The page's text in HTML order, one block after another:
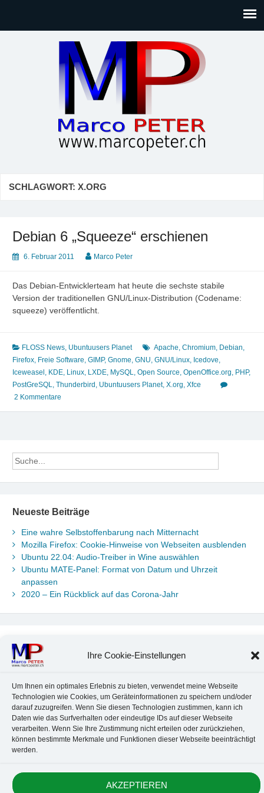
Ihre Cookie-Einstellungen
Um Ihnen ein optimales Erlebnis zu bieten, verwendet meine Webseite
Technologien wie Cookies, um Geräteinformationen zu speichern und/oder
darauf zuzugreifen. Wenn Sie diesen Technologien zustimmen, kann ich
Daten wie das Surfverhalten oder eindeutige IDs auf dieser Webseite
verarbeiten. Wenn Sie Ihre Zustimmung nicht erteilen oder zurückziehen,
können bestimmte Merkmale und Funktionen dieser Webseite beeinträchtigt
werden.
AKZEPTIEREN
Gesellschaft, Musik, Photographie, Sport und Technik (IT)
SCHLAGWORT: X.ORG
Debian 6 „Squeeze“ erschienen
6. Februar 2011 Marco Peter
Das Debian-Entwicklerteam hat heute die sechste stabile
Version der traditionellen GNU/Linux-Distribution (Codename:
squeeze) veröffentlicht.
FLOSS News, Ubuntuusers Planet Apache, Chromium, Debian,
Firefox, Freie Software, GIMP, Gnome, GNU, GNU/Linux, Icedove,
Iceweasel , KDE, Linux, LXDE, MySQL, Open Source, OpenOffice.org, PHP,
PostGreSQL, Thunderbird , Ubuntuusers Planet, X.org, Xfce
2 Kommentare
Neueste Beiträge
Eine wahre Selbstoffenbarung nach Mitternacht
Mozilla Firefox: Cookie-Hinweise von Webseiten ausblenden
Ubuntu 22.04: Audio-Treiber in Wine auswählen
Ubuntu MATE-Panel: Format von Datum und Uhrzeit
anpassen
2020 – Ein Rückblick auf das Corona-Jahr
Neueste Kommentare
Chr. Kotte
Ubuntu 22.04: Audio-Treiber in Wine auswählen
Uhrzeit anpassen
JohanneszuUbuntu MATE-Panel: Format von Datum und
Uhrzeit anpassen
Brummel HerbolzheimzuMusik-Portrait Nr. 1: Les Assoiffés
aus Mittelbergheim
Marco Peter